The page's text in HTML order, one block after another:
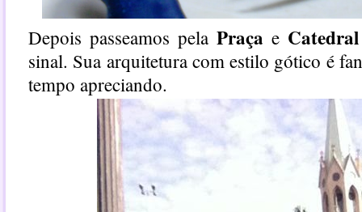
Depois passeamos pela Praça e
sinal. Sua arquitetura com estilo gótico é
tempo apreciando.